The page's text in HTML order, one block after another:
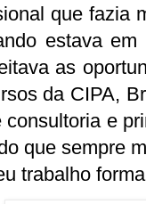
que fazia
estava
as
da CIPA,
e
que sempre
trabalho